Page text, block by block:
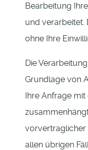
Bearbeitung
und verarbeitet.
ohne Ihre
Die
Grundlage von
Ihre Anfrage
vorvertraglicher
allen übrigen